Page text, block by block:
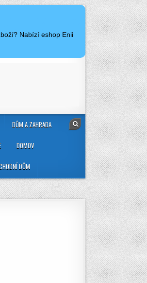
Nabízí eshop Enii
DŮM A ZAHRADA
DOMOV
DŮM